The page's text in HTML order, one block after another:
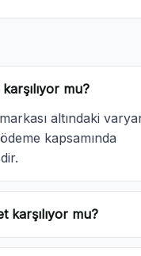
mu?
altındaki
kapsamında
karşılıyor mu?